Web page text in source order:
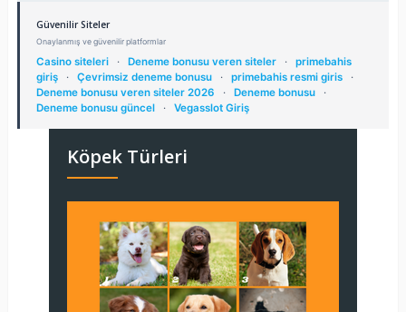
Güvenilir Siteler
Onaylanmış ve güvenilir platformlar
Casino siteleri · Deneme bonusu veren siteler ·
primebahis
giriş
· Çevrimsiz deneme bonusu · primebahis resmi giris
·
Deneme bonusu veren siteler 2026
· Deneme bonusu
·
Deneme bonusu güncel
· Vegasslot Giriş
Köpek Türleri